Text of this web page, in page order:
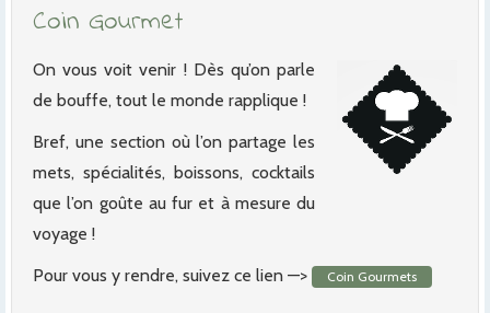
Coin Gourmet
On vous voit venir ! Dès qu’on parle
de bouffe, tout le monde rapplique !
Bref, une section où l’on partage les
mets, spécialités, boissons, cocktails
que l’on goûte au fur et à mesure du
voyage !
Pour vous y rendre, suivez ce lien —>
Coin Gourmets